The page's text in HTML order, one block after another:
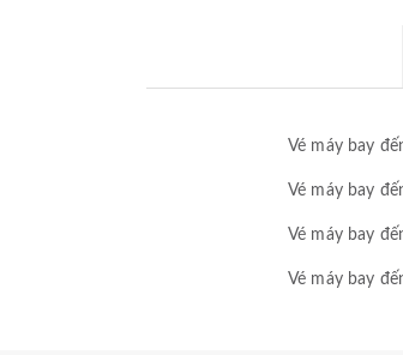
Vé máy bay
Vé máy bay
Vé máy bay
Vé máy bay